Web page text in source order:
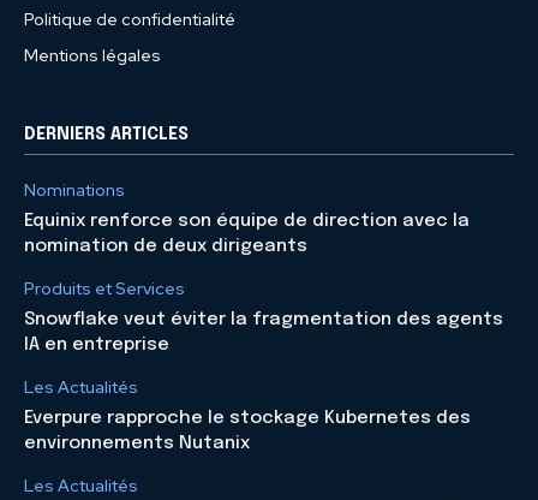
Politique de confidentialité
Mentions légales
DERNIERS ARTICLES
Nominations
Equinix renforce son équipe de direction avec la
nomination de deux dirigeants
Produits et Services
Snowflake veut éviter la fragmentation des agents
IA en entreprise
Les Actualités
Everpure rapproche le stockage Kubernetes des
environnements Nutanix
Les Actualités